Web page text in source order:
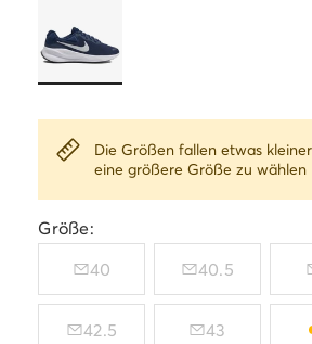
Die Größen fallen etwas
eine größere Größe zu wählen
Größe:
40 40.5
42.5 43